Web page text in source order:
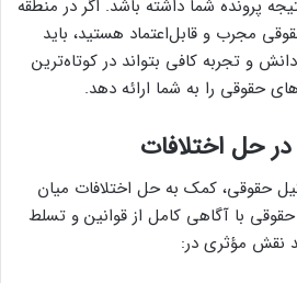
پرونده شما داشته باشد. اگر در منطقه
مجرب و قابل‌اعتماد هستید، باید
و تجربه کافی بتواند در کوتاه‌ترین
حقوقی را به شما ارائه دهد.
حل اختلافات
حقوقی، کمک به حل اختلافات میان
با آگاهی کامل از قوانین و تسلط
نقش مؤثری در: